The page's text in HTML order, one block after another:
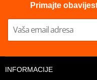
Primajte
INFORMACIJE